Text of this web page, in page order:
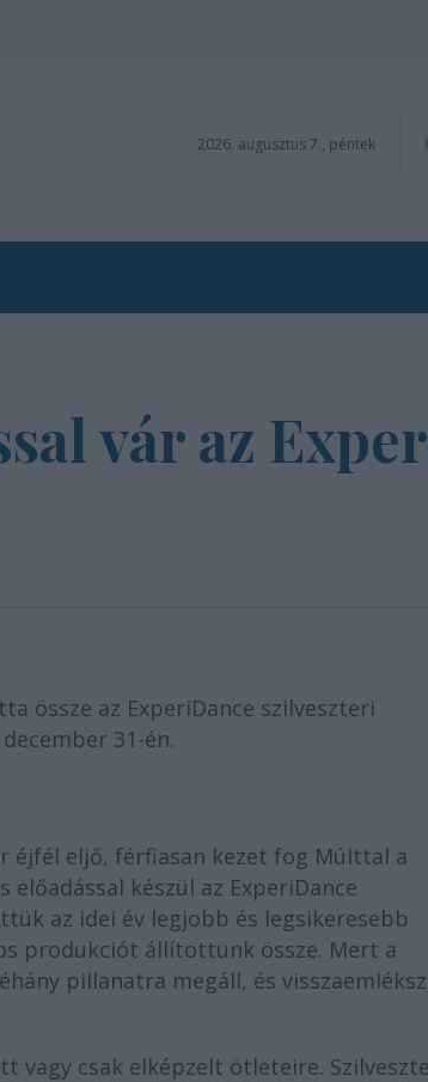
2026. augusztus 7., péntek
vár az
össze az ExperiDance szilveszteri
31-én.
éjfél eljő, férfiasan kezet fog Múlttal a
előadással készül az ExperiDance
az idei év legjobb és legsikeresebb
produkciót állítottunk össze. Mert a
pillanatra megáll, és
vagy csak elképzelt ötleteire.